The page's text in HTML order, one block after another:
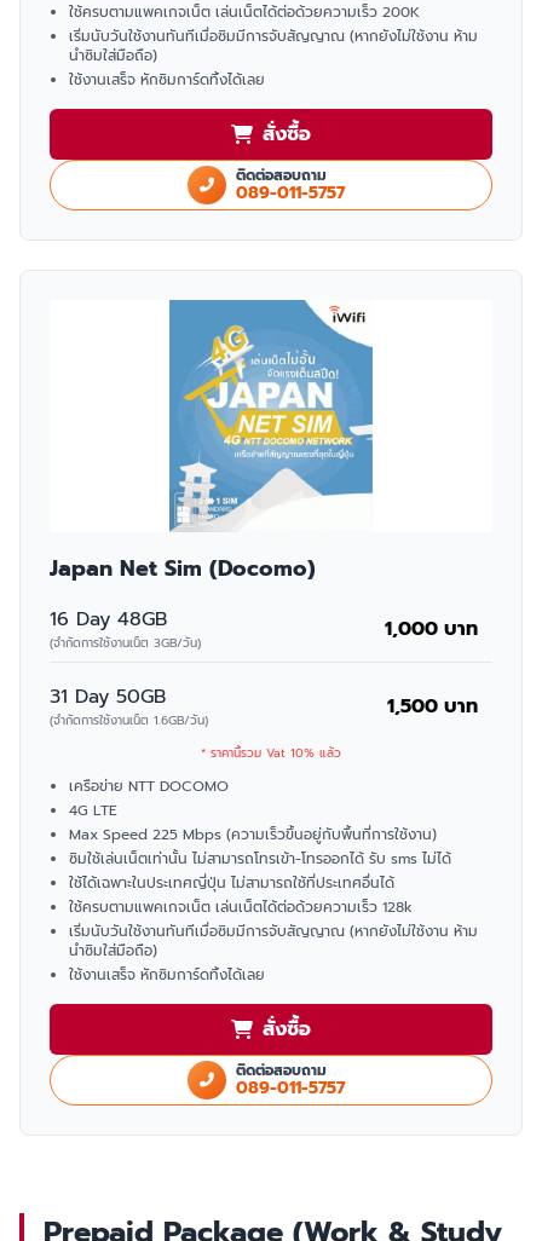
ใช้ครบตามแพคเกจเน็ต เล่นเน็ตได้ต่อด้วยความเร็ว 200K
เริ่มนับวันใช้งานทันทีเมื่อซิมมีการจับสัญญาณ (หากยังไม่ใช้งาน ห้าม
นำซิมใส่มือถือ)
ใช้งานเสร็จ หักซิมการ์ดทิ้งได้เลย
สั่งซื้อ
ติดต่อสอบถาม
089-011-5757
Japan Net Sim (Docomo)
16 Day 48GB
(จำกัดการใช้งานเน็ต 3GB/วัน) 1,000 บาท
31 Day 50GB
(จำกัดการใช้งานเน็ต 1.6GB/วัน) 1,500 บาท
* ราคานี้รวม Vat 10% แล้ว
เครือข่าย NTT DOCOMO
4G LTE
Max Speed 225 Mbps (ความเร็วขึ้นอยู่กับพื้นที่การใช้งาน)
ซิมใช้เล่นเน็ตเท่านั้น ไม่สามารถโทรเข้า-โทรออกได้ รับ sms ไม่ได้
ใช้ได้เฉพาะในประเทศญี่ปุ่น ไม่สามารถใช้ที่ประเทศอื่นได้
ใช้ครบตามแพคเกจเน็ต เล่นเน็ตได้ต่อด้วยความเร็ว 128k
เริ่มนับวันใช้งานทันทีเมื่อซิมมีการจับสัญญาณ (หากยังไม่ใช้งาน ห้าม
นำซิมใส่มือถือ)
ใช้งานเสร็จ หักซิมการ์ดทิ้งได้เลย
สั่งซื้อ
ติดต่อสอบถาม
089-011-5757